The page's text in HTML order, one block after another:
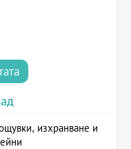
изхранване и